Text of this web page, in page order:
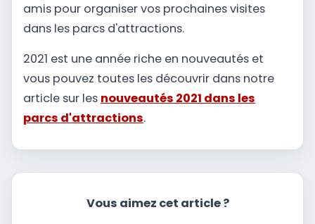
amis pour organiser vos prochaines visites
dans les parcs d'attractions.
2021 est une année riche en nouveautés et
vous pouvez toutes les découvrir dans notre
article sur les nouveautés 2021 dans les
parcs d'attractions.
Vous aimez cet article ?